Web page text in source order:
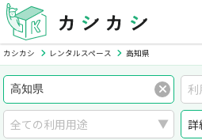
カシカシ レンタルスペース 高知県
詳